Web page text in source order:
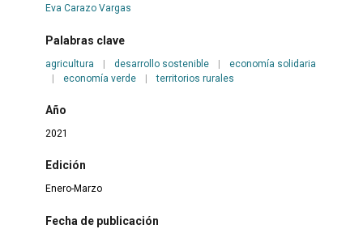
Eva Carazo Vargas
Palabras clave
agricultura | desarrollo sostenible |
economía solidaria
|
economía verde | territorios rurales
Año
2021
Edición
Enero-Marzo
Fecha de publicación